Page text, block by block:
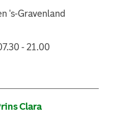
's-Gravenland
- 21.00
Clara